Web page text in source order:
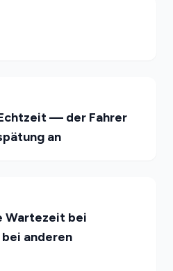
— der Fahrer
an
Wartezeit bei
anderen